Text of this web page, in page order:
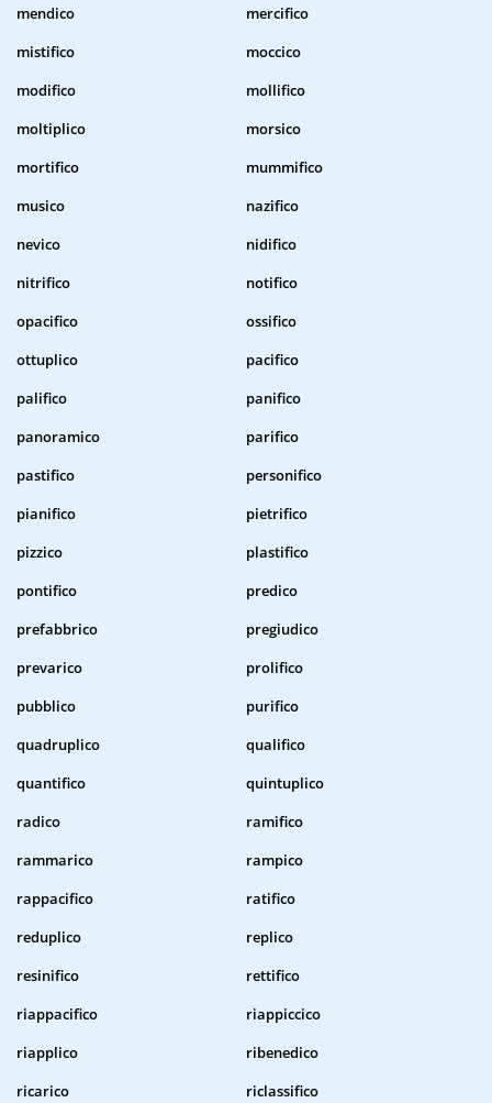
mendico
mercifico
mistifico
moccico
modifico
mollifico
moltiplico
morsico
mortifico
mummifico
musico
nazifico
nevico
nidifico
nitrifico
notifico
opacifico
ossifico
ottuplico
pacifico
palifico
panifico
panoramico
parifico
pastifico
personifico
pianifico
pietrifico
pizzico
plastifico
pontifico
predico
prefabbrico
pregiudico
prevarico
prolifico
pubblico
purifico
quadruplico
qualifico
quantifico
quintuplico
radico
ramifico
rammarico
rampico
rappacifico
ratifico
reduplico
replico
resinifico
rettifico
riappacifico
riappiccico
riapplico
ribenedico
ricarico
riclassifico